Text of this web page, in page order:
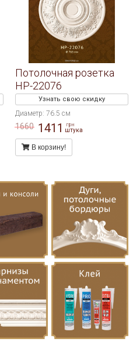
Потолочная розетка
HP-22076
Узнать свою скидку
Диаметр: 76.5 см
1660 1411 грн
штука
В корзину!